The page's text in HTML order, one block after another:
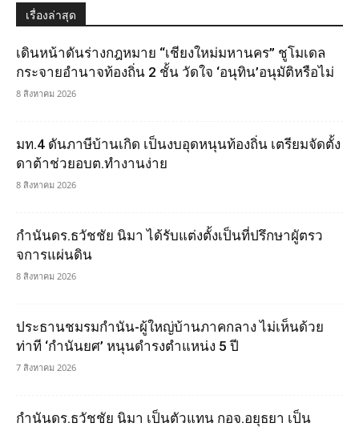
เรื่องล่าสุด
เดินหน้าดันร่างกฎหมาย “เชียงใหม่มหานคร” ชูโมเดล
กระจายอำนาจท้องถิ่น 2 ชั้น วัดใจ ‘อนุทิน’อนุมัติหรือไม่
8 สิงหาคม 2026
มท.4 ดันภาษีบ้านเกิด เป็นงบอุดหนุนท้องถิ่น เตรียมจัดตั้ง
ดาต้าช่วยอบต.ทำงานง่าย
8 สิงหาคม 2026
กำนันดร.ธวัชชัย นิมา ได้รับแต่งตั้งเป็นที่ปรึกษาผูัตรว
จการแผ่นดิน
8 สิงหาคม 2026
ประธานชมรมกำนัน-ผู้ใหญ่บ้านภาคกลาง ไม่เห็นด้วย
ท่าที ‘กำนันยศ’ หนุนดำรงตำแหน่ง 5 ปี
7 สิงหาคม 2026
กำนันดร.ธวัชชัย นิมา เป็นตัวแทน กอจ.อยุธยา เป็น